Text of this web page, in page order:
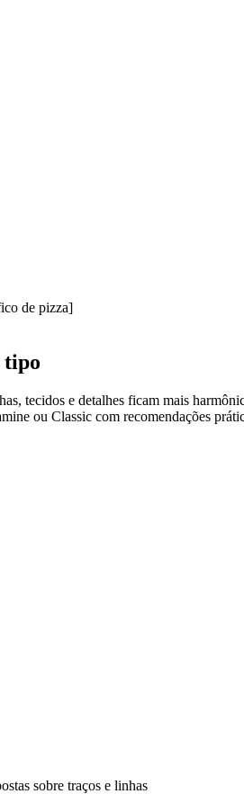
de pizza]
tipo
tecidos e detalhes ficam mais
ou Classic com recomendações
sobre traços e linhas